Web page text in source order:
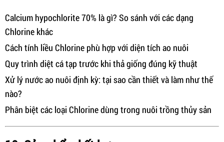
Calcium hypochlorite 70% là gì? So sánh với các dạng
Chlorine khác
Cách tính liều Chlorine phù hợp với diện tích ao nuôi
Quy trình diệt cá tạp trước khi thả giống đúng kỹ thuật
Xử lý nước ao nuôi định kỳ: tại sao cần thiết và làm như thế
nào?
Phân biệt các loại Chlorine dùng trong nuôi trồng thủy sản